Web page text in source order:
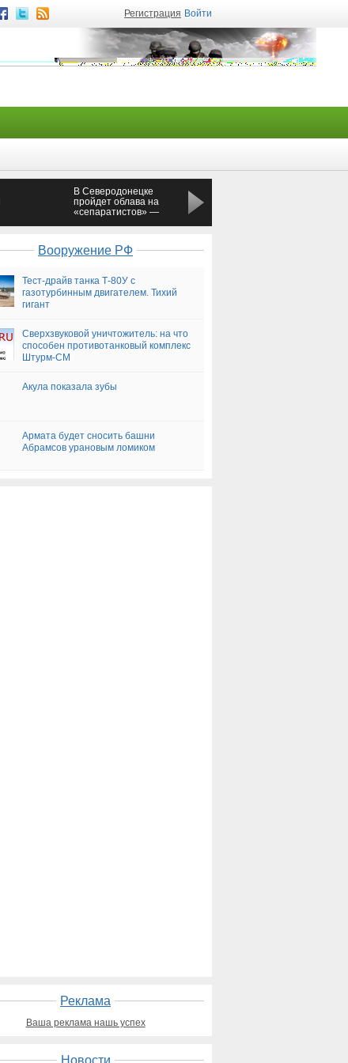
Регистрация Войти
В Северодонецке
пройдет облава на
«сепаратистов» —
Вооружение РФ
Тест-драйв танка Т-80У с
газотурбинным двигателем. Тихий
гигант
Сверхзвуковой уничтожитель: на что
способен противотанковый комплекс
Штурм-СМ
Акула показала зубы
Армата будет сносить башни
Абрамсов урановым ломиком
Реклама
Ваша реклама нашь успех
Новости